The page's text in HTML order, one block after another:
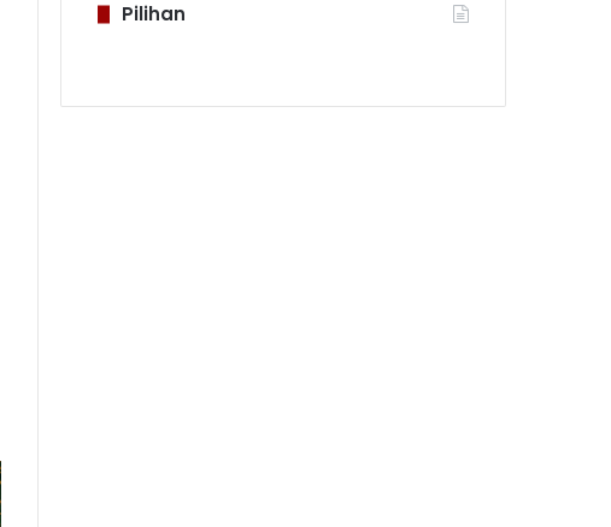
Pilihan